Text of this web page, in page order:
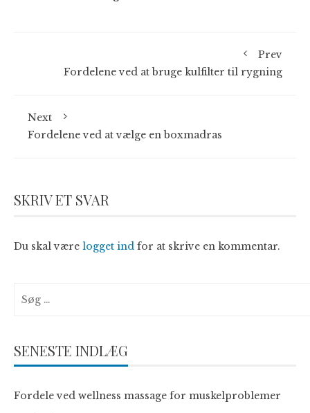
Prev
Fordelene ved at bruge kulfilter til rygning
Next
Fordelene ved at vælge en boxmadras
SKRIV ET SVAR
Du skal være logget ind for at skrive en kommentar.
efter:
SENESTE INDLÆG
Fordele ved wellness massage for muskelproblemer